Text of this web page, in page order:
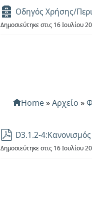
Α
χ
Οδηγός Χρήσης/
Δημοσιεύτηκε στις 16 Ιουλίου
Home»Αρχείο »
p
f
D3.1.2-
Δημοσιεύτηκε στις 16 Ιουλίου